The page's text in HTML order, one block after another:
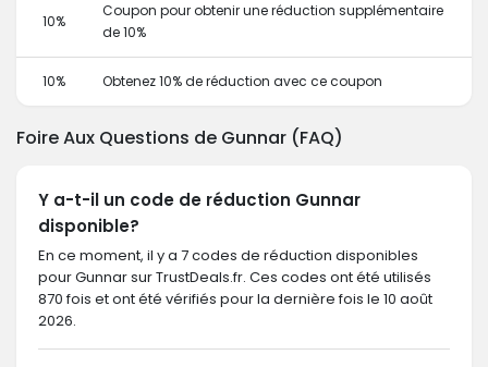
10%
Coupon pour obtenir une réduction supplémentaire
de 10%
10% Obtenez 10% de réduction avec ce coupon
Foire Aux Questions de Gunnar (FAQ)
Y a-t-il un code de réduction Gunnar
disponible?
En ce moment, il y a 7 codes de réduction disponibles
pour Gunnar sur TrustDeals.fr. Ces codes ont été utilisés
870 fois et ont été vérifiés pour la dernière fois le 10 août
2026.